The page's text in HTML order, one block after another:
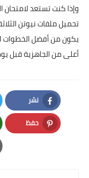
تحميل ملفات نيوتن
يكون من أفضل
أعلى من الجاهزية قبل
نشر
Facebook
حفظ
Pinterest